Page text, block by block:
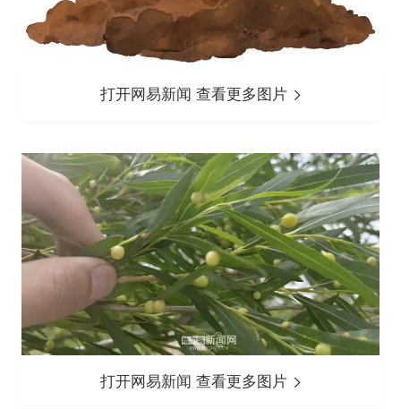
打开网易新闻 查看更多图片
打开网易新闻 查看更多图片